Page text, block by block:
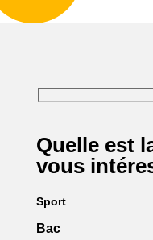
Quelle est
vous
Sport
Bac